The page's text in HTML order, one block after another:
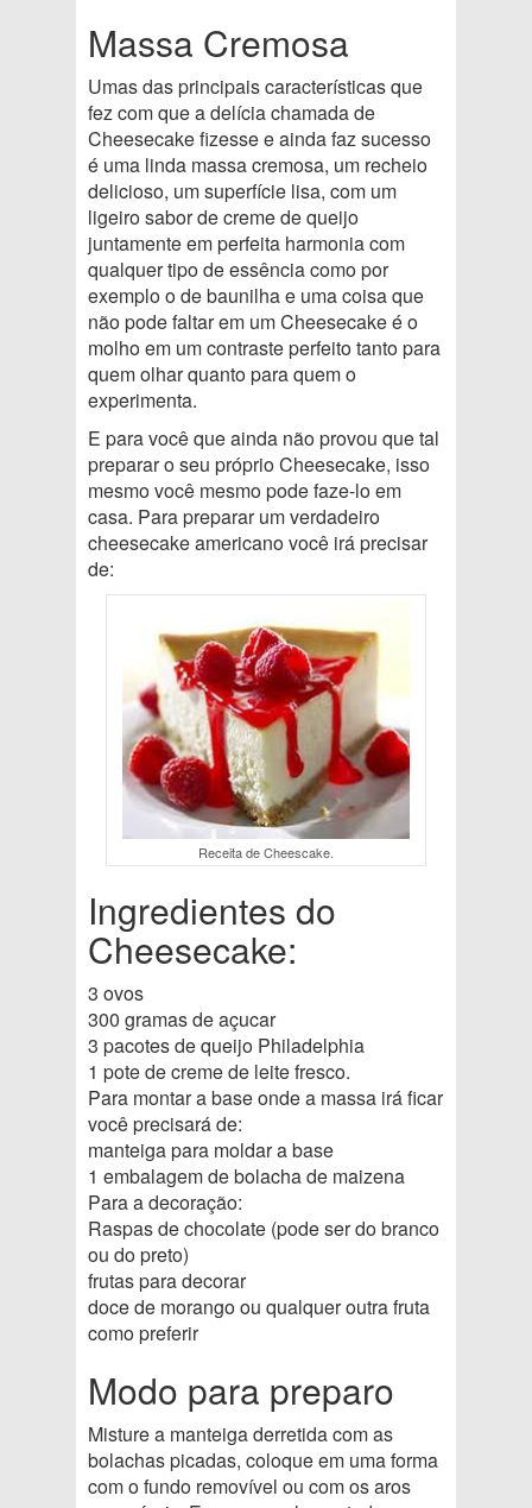
Massa Cremosa
Umas das principais características que
fez com que a delícia chamada de
Cheesecake fizesse e ainda faz sucesso
é uma linda massa cremosa, um recheio
delicioso, um superfície lisa, com um
ligeiro sabor de creme de queijo
juntamente em perfeita harmonia com
qualquer tipo de essência como por
exemplo o de baunilha e uma coisa que
não pode faltar em um Cheesecake é o
molho em um contraste perfeito tanto para
quem olhar quanto para quem o
experimenta.
E para você que ainda não provou que tal
preparar o seu próprio Cheesecake, isso
mesmo você mesmo pode faze-lo em
casa. Para preparar um verdadeiro
cheesecake americano você irá precisar
de:
Receita de Cheescake.
Ingredientes do
Cheesecake:
3 ovos
300 gramas de açucar
3 pacotes de queijo Philadelphia
1 pote de creme de leite fresco.
Para montar a base onde a massa irá ficar
você precisará de:
manteiga para moldar a base
1 embalagem de bolacha de maizena
Para a decoração:
Raspas de chocolate (pode ser do branco
ou do preto)
frutas para decorar
doce de morango ou qualquer outra fruta
como preferir
Modo para preparo
Misture a manteiga derretida com as
bolachas picadas, coloque em uma forma
com o fundo removível ou com os aros